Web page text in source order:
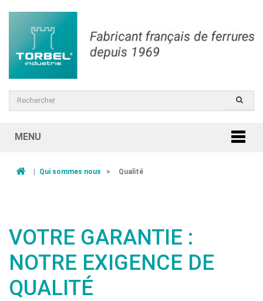
MENU
| Qui sommes nous > Qualité
VOTRE GARANTIE :
NOTRE EXIGENCE DE
QUALITÉ